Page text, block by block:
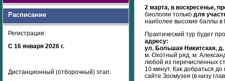
Расписание
Регистрация:
С 16 января 2026 г.
Дистанционный (отборочный) этап:
2 марта, в воскресенье,
биологии только для
наиболее высокие баллы в
Практический тур будет
адресу:
ул. Большая Никитская, д.
м. Охотный ряд, м.
любой из перечисленных
10 минут. Как добраться
сайте Зоомузея (в низу